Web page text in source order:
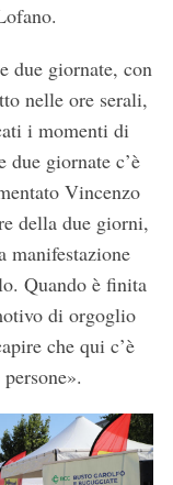
due giornate, con
nelle ore serali,
i momenti di
due giornate c’è
Vincenzo
della due giorni,
manifestazione
Quando è finita
di orgoglio
che qui c’è